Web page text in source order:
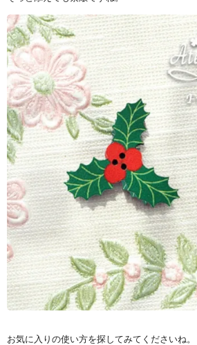
お気に入りの使い方を探してみてくださいね。